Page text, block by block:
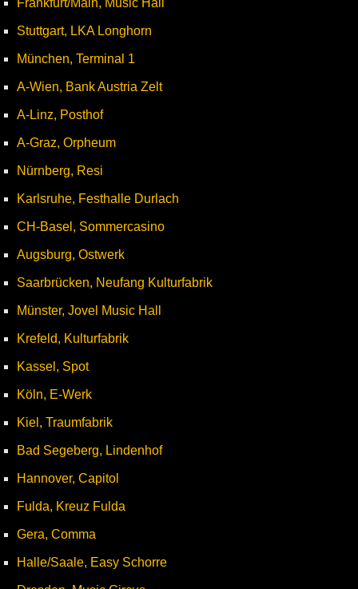
Frankfurt/Main, Music Hall
Stuttgart, LKA Longhorn
München, Terminal 1
A-Wien, Bank Austria Zelt
A-Linz, Posthof
A-Graz, Orpheum
Nürnberg, Resi
Karlsruhe, Festhalle Durlach
CH-Basel, Sommercasino
Augsburg, Ostwerk
Saarbrücken, Neufang Kulturfabrik
Münster, Jovel Music Hall
Krefeld, Kulturfabrik
Kassel, Spot
Köln, E-Werk
Kiel, Traumfabrik
Bad Segeberg, Lindenhof
Hannover, Capitol
Fulda, Kreuz Fulda
Gera, Comma
Halle/Saale, Easy Schorre